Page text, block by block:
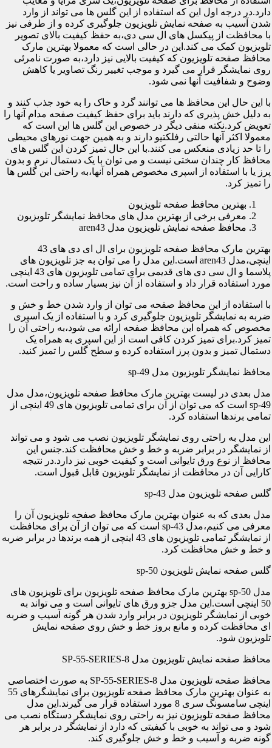
دارد.در درجه اول این که استفاده از این گلس ها می تواند از وارد
شدن آسیب به صفحه نمایش تلویزیون جلوگیری کرده و از طرفی نیز
با محافظت از پیکسل های ال سی دی،به حفظ کیفیت بالای تصویر
تلویزیون کمک می کند.این در حالی است که معمولا بهترین مارک
محافظ صفحه تلویزیون که کیفیت بالایی نیز دارد،به صورت نامرئی
روی نمایشگر قرار می گیرد و موجب تغییر رنگ تصاویر یا کاهش
وضوح و شفافیت آنها نمی شود.
با این حال این محافظ ها می توانند گرد و خاک را به خود جذب کنند و
به دلیل خش پذیری که دارند باید برای حفظ کیفیت صفحه مدام آنها را
تعویض کرد.نکته منفی دیگر در خصوص این گلس ها این است که
معمولا اکثر آنها حالتی رفلکتیو دارند و به همین جهت نورهای محیطی
را تا حد زیادی منعکس می کنند.با این حال تمیز کردن این گلس های
محافظ کار چندان سختی نیست و می توان با یک دستمال نرم و بدون
پرز یا با استفاده از اسپری مخصوص همراه آنها،به راحتی این گلس ها
را تمیز کرد.
بهترین محافظ صفحه تلویزیون
معرفی برخی از بهترین مدل های محافظ نمایشگر تلویزیون
محافظ صفحه نمایش تلویزیون مدل aren43
بهترین مارک محافظ صفحه تلویزیون برای ال ای دی های 43
اینچی،مدل aren43 است.این مدل را می توان به جز تلویزیون های
پلاسما و ال سی دی های قدیمی برای تمامی تلویزیون های 43 اینچی
مورد استفاده قرار داد و استفاده از آن نیز بسیار ساده و راحت است.
با استفاده از این محافظ صفحه می توان از وارد شدن خط و خش و
ضربه به نمایشگر تلویزیون جلوگیری کرد و با استفاده از یک اسپری
مخصوص که همراه این محافظ صفحه ارائه می شود،به راحتی آن را
تمیز کرد.برای تمیز کردن کافی است از این اسپری به همراه یک
دستمال تمیز و بدون پرز استفاده کرده و سطح گلس را تمیز کنید.
محافظ نمایشگر تلویزیون مدل sp-49
مدل بعدی در لیست بهترین مارک محافظ صفحه تلویزیون،مدل مدل
sp-49 است که می توان از آن برای تمامی تلویزیون های 49 اینچی از
تمامی برندها استفاده کرد.
این مدل به راحتی روی نمایشگر تلویزیون نصب می شود و می تواند
از نمایشگر در برابر ضربه و خط و خش محافظت کند.جنس این
محافظ از نوع ورق تایوانی است و کیفیت خوبی نیز دارد.در نتیجه
کارایی آن در محافظت از نمایشگر تلویزیون قابل قبول است.
گلس صفحه تلویزیون مدل sp-43
مدل بعدی که به عنوان بهترین مارک محافظ صفحه تلویزیون آن را
معرفی می کنیم،مدل sp-43 است که می توان از آن برای محافظت
از نمایشگر تمامی تلویزیون های 43 اینچی از همه برندها در برابر ضربه
و خط و خش محافظت کرد.
گلس صفحه نمایش تلویزیون sp-50
مدل sp-50 بهترین مارک محافظ صفحه تلویزیون برای تلویزیون های
50 اینچی است.این مدل جزو ورق های تایوانی است و می تواند به
خوبی از نمایشگر تلویزیون در برابر وارد شدن هر گونه آسیب و ضربه
ای محافظت کرده و مانع بروز خط و خش روی صفحه نمایش
تلویزیون شود.
محافظ صفحه نمایش تلویزیون مدل SP-55-SERIES-8
محافظ صفحه تلویزیون مدل SP-55-SERIES-8 به صورت اختصاصی
به عنوان بهترین مارک محافظ صفحه تلویزیون برای نمایشگرهای 55
اینچی سامسونگ سری 8 مورد استفاده قرار می گیرند.این مدل
محافظ صفحه تلویزیون نیز به راحتی روی نمایشگر دستگاه نصب می
شود و می تواند به خوبی با کیفیتی که دارد از نمایشگر در برابر هر
گونه ضربه و آسیب و خط و خش جلوگیری کند.